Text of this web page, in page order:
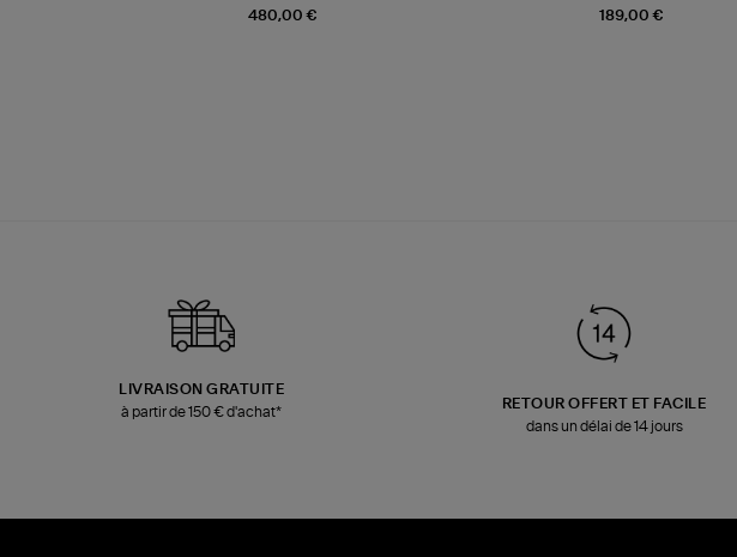
480,00 €
189,00 €
LIVRAISON GRATUITE
à partir de 150 € d'achat*
RETOUR OFFERT ET FACILE
dans un délai de 14 jours